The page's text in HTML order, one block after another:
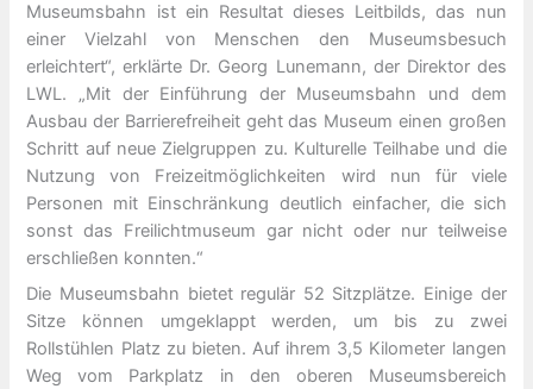
Museumsbahn ist ein Resultat dieses Leitbilds, das nun
einer Vielzahl von Menschen den Museumsbesuch
erleichtert“, erklärte Dr. Georg Lunemann, der Direktor des
LWL. „Mit der Einführung der Museumsbahn und dem
Ausbau der Barrierefreiheit geht das Museum einen großen
Schritt auf neue Zielgruppen zu. Kulturelle Teilhabe und die
Nutzung von Freizeitmöglichkeiten wird nun für viele
Personen mit Einschränkung deutlich einfacher, die sich
sonst das Freilichtmuseum gar nicht oder nur teilweise
erschließen konnten.“
Die Museumsbahn bietet regulär 52 Sitzplätze. Einige der
Sitze können umgeklappt werden, um bis zu zwei
Rollstühlen Platz zu bieten. Auf ihrem 3,5 Kilometer langen
Weg vom Parkplatz in den oberen Museumsbereich